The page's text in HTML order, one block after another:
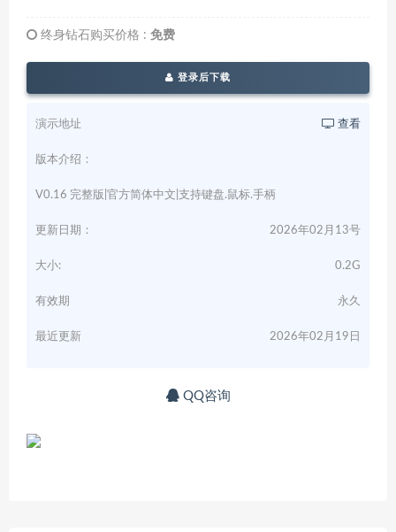
终身钻石购买价格 : 免费
登录后下载
演示地址 查看
版本介绍：
V0.16 完整版|官方简体中文|支持键盘.鼠标.手柄
更新日期： 2026年02月13号
大小: 0.2G
有效期 永久
最近更新 2026年02月19日
QQ咨询